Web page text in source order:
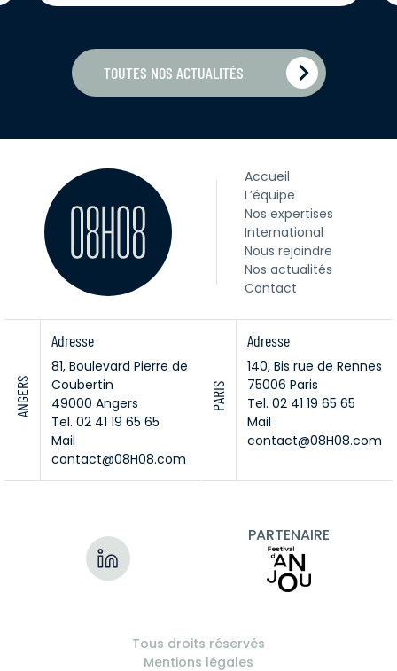
TOUTES NOS ACTUALITÉS
Accueil
L’équipe
Nos expertises
International
Nous rejoindre
Nos actualités
Contact
ANGERS
Adresse
81, Boulevard Pierre de
Coubertin
49000 Angers
Tel. 02 41 19 65 65
Mail
contact@08H08.com
PARIS
Adresse
140, Bis rue de Rennes
75006 Paris
Tel. 02 41 19 65 65
Mail
contact@08H08.com
PARTENAIRE
Tous droits réservés
Mentions légales